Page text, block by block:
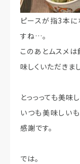
ピースが指3本に
すね…。
このあとムスメ
味しくいただきま
とっっっても美味
いつも美味しい
感謝です。
では。